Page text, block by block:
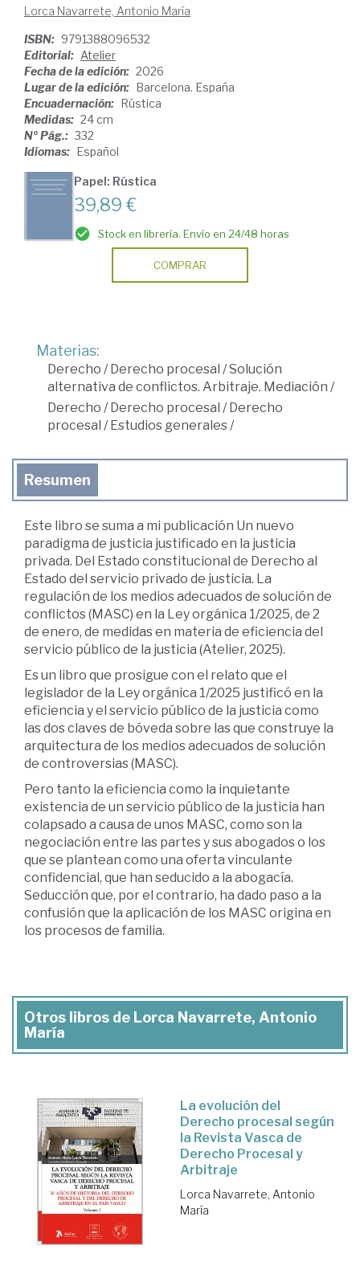
Lorca Navarrete, Antonio María
ISBN: 9791388096532
Editorial: Atelier
Fecha de la edición: 2026
Lugar de la edición: Barcelona. España
Encuadernación: Rústica
Medidas: 24 cm
Nº Pág.: 332
Idiomas: Español
Papel: Rústica
39,89 €
Stock en librería. Envío en 24/48 horas
COMPRAR
Materias:
Derecho / Derecho procesal /Solución
alternativa de conflictos. Arbitraje. Mediación /
Derecho / Derecho procesal / Derecho
procesal / Estudios generales/
Resumen
Este libro se suma a mi publicación Un nuevo
paradigma de justicia justificado en la justicia
privada. Del Estado constitucional de Derecho al
Estado del servicio privado de justicia. La
regulación de los medios adecuados de solución de
conflictos (MASC) en la Ley orgánica 1/2025, de 2
de enero, de medidas en materia de eficiencia del
servicio público de la justicia (Atelier, 2025).
Es un libro que prosigue con el relato que el
legislador de la Ley orgánica 1/2025 justificó en la
eficiencia y el servicio público de la justicia como
las dos claves de bóveda sobre las que construye la
arquitectura de los medios adecuados de solución
de controversias (MASC).
Pero tanto la eficiencia como la inquietante
existencia de un servicio público de la justicia han
colapsado a causa de unos MASC, como son la
negociación entre las partes y sus abogados o los
que se plantean como una oferta vinculante
confidencial, que han seducido a la abogacía.
Seducción que, por el contrario, ha dado paso a la
confusión que la aplicación de los MASC origina en
los procesos de familia.
Otros libros de Lorca Navarrete, Antonio
María
La evolución del
Derecho procesal según
la Revista Vasca de
Derecho Procesal y
Arbitraje
Lorca Navarrete, Antonio
María